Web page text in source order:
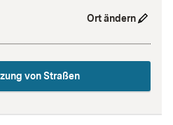
Ort ändern
von Straßen